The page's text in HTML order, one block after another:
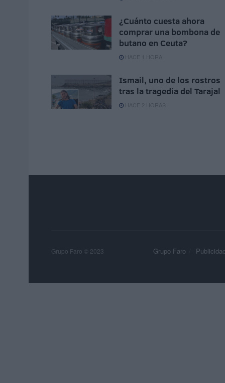
¿Cuánto cuesta ahora
comprar una bombona de
butano en Ceuta?
HACE 1 HORA
Ismail, uno de los rostros
tras la tragedia del Tarajal
HACE 2 HORAS
Grupo Faro Publicidad
Grupo Faro © 2023